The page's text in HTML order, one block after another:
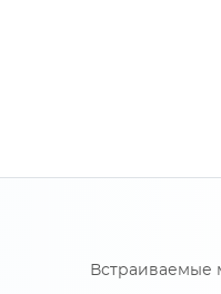
Встраиваемые